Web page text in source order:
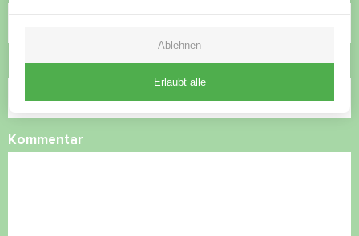
E-Mail
Kommentar
Ablehnen
Erlaubt alle